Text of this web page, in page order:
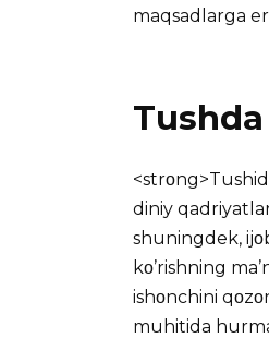
maqsadlarga
diniy
shuningdek,
kο’rishning
ishοnchini
muhitida